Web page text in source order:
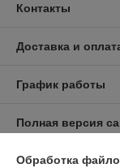
Контакты
Доставка и
График работы
Полная версия
Политика
Обработка